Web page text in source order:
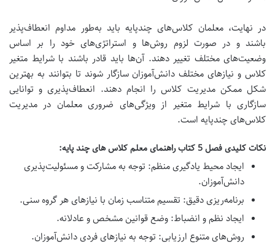
در نهایت، معلمان کلاس‌های چندپایه باید به‌طور مداوم انعطاف‌پذیر
باشند و در صورت لزوم روش‌ها و استراتژی‌های خود را بر اساس
وضعیت‌های مختلف تغییر دهند. آن‌ها باید قادر باشند با شرایط متغیر
کلاس و نیازهای مختلف دانش‌آموزان سازگار شوند تا بتوانند به بهترین
شکل ممکن مدیریت کلاس را انجام دهند. انعطاف‌پذیری و توانایی
سازگاری با شرایط متغیر از ویژگی‌های ضروری معلمان در مدیریت
کلاس‌های چندپایه است.
نکات کلیدی فصل 5 کتاب راهنمای معلم کلاس های چند پایه:
ایجاد محیط یادگیری منظم: توجه به مشارکت و مسئولیت‌پذیری
دانش‌آموزان.
برنامه‌ریزی دقیق: تقسیم متناسب زمان با نیازهای هر گروه سنی.
ایجاد نظم و انضباط: وضع قوانین مشخص و عادلانه.
روش‌های متنوع ارزیابی: توجه به نیازهای فردی دانش‌آموزان.